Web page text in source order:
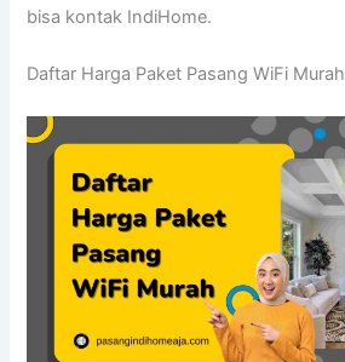
bisa kontak IndiHome.
Daftar Harga Paket Pasang WiFi